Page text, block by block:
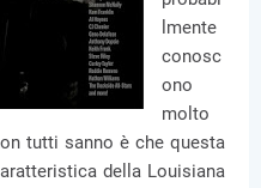
lmente
conosc
ono
molto
tutti sanno è che questa
della Louisiana